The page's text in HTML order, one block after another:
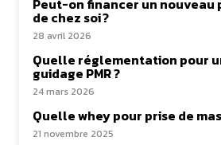
Peut-on financer un nouveau
de chez soi ?
28 avril 2026
Quelle réglementation pour
guidage PMR ?
24 mars 2026
Quelle whey pour prise de
21 novembre 2025